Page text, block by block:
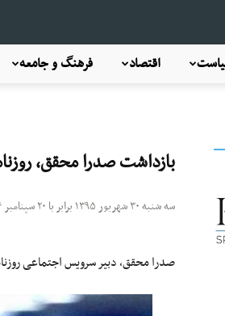
کیهان
لندن
فرهنگ و جامعه اقتصاد
بازداشت صدرا محقق،
سه شنبه ۳۰ شهریور ۱۳۹۵ برابر با ۲۰ سپتامبر ۲۰۱۶
صدرا محقق، دبیر سرویس اجتماعی